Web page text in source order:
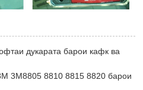
дукарата барои кафк ва
3M8805 8810 8815 8820 барои